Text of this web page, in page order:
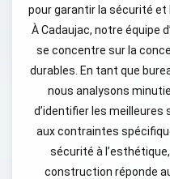
pour garantir la sécurité
À Cadaujac, notre équipe
se concentre sur la
durables. En tant que
nous analysons
d’identifier les
aux contraintes
sécurité à
construction réponde